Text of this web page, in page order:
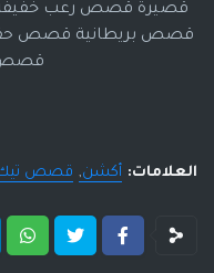
قصيرة قصص رعب خفيفة
قصص بريطانية قصص
قصص
العلامات: أكشن قصص تيك